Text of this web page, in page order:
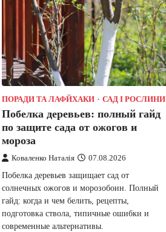
ПОРАДИ ТА ЛАФЙХАКИ САД І РОСЛИНИ
Побелка деревьев: полный гайд
по защите сада от ожогов и
мороза
Коваленко Наталія 07.08.2026
Побелка деревьев защищает сад от
солнечных ожогов и морозобоин. Полный
гайд: когда и чем белить, рецепты,
подготовка ствола, типичные ошибки и
современные альтернативы.